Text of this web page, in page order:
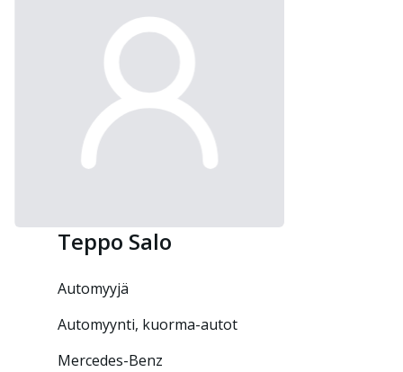
Teppo Salo
automyyjä
Automyynti, kuorma-autot
Mercedes-Benz